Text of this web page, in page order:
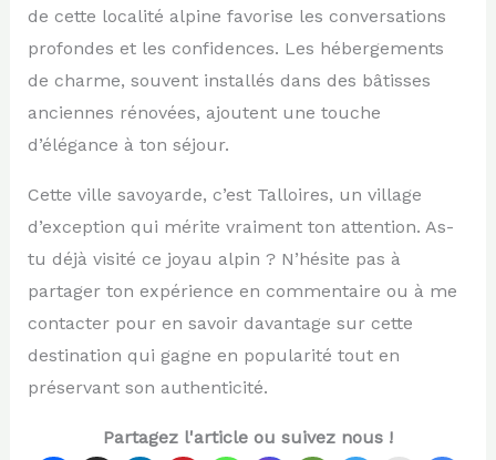
de cette localité alpine favorise les conversations
profondes et les confidences. Les hébergements
de charme, souvent installés dans des bâtisses
anciennes rénovées, ajoutent une touche
d’élégance à ton séjour.
Cette ville savoyarde, c’est Talloires, un village
d’exception qui mérite vraiment ton attention. As-
tu déjà visité ce joyau alpin ? N’hésite pas à
partager ton expérience en commentaire ou à me
contacter pour en savoir davantage sur cette
destination qui gagne en popularité tout en
préservant son authenticité.
Partagez l'article ou suivez nous !